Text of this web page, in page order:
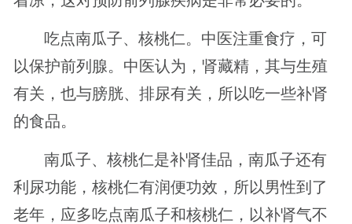
吃点南瓜子、核桃仁。中医注重食疗，可
以保护前列腺。中医认为，肾藏精，其与生殖
有关，也与膀胱、排尿有关，所以吃一些补肾
的食品。
南瓜子、核桃仁是补肾佳品，南瓜子还有
利尿功能，核桃仁有润便功效，所以男性到了
老年，应多吃点南瓜子和核桃仁，以补肾气不